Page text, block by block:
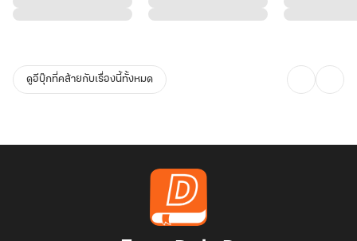
ดูอีบุ๊กที่คล้ายกับเรื่องนี้ทั้งหมด